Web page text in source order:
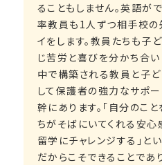
ることもしません。英語が
率教員も1人ずつ相手校の
イをします。教員たちも子
じ苦労と喜びを分かち合
中で構築される教員と子
して保護者の強力なサポ
幹にあります。「自分のこ
ちがそばにいてくれる安心
留学にチャレンジする」と
だからこそできることであ